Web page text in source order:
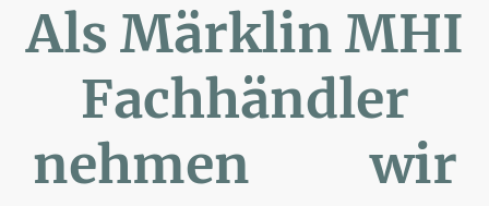
Als Märklin MHI
Fachhändler
nehmen wir